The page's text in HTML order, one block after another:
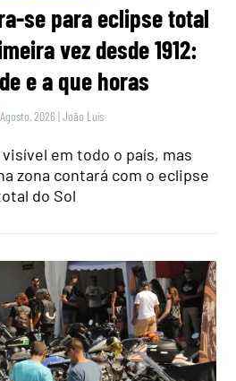
se para eclipse total
vez desde 1912:
e a que horas
2026 |João Luís
em todo o país, mas
zona contará com o eclipse
do Sol